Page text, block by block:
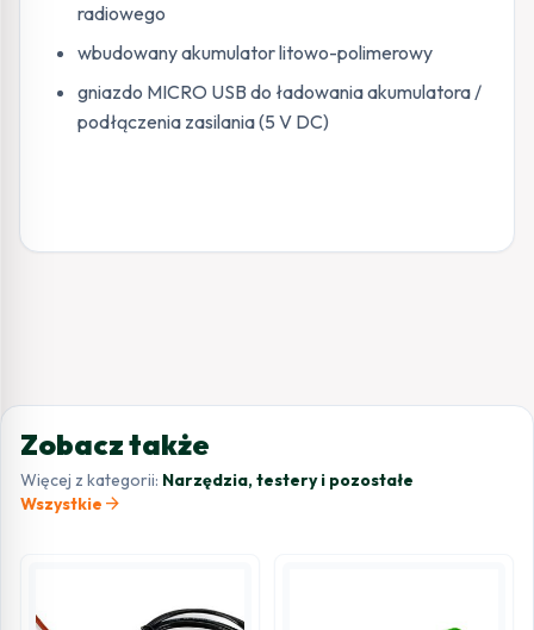
radiowego
wbudowany akumulator litowo-polimerowy
gniazdo MICRO USB do ładowania akumulatora /
podłączenia zasilania (5 V DC)
Zobacz także
Więcej z kategorii: Narzędzia, testery i pozostałe
Wszystkie arrow_forward